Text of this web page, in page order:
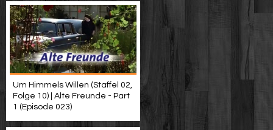
Um Himmels Willen (Staffel 02,
Folge 10) | Alte Freunde - Part
1 (Episode 023)